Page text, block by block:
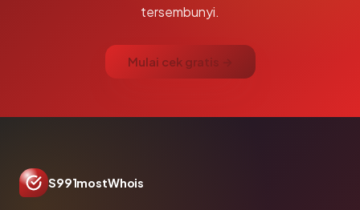
tersembunyi.
Mulai cek gratis →
S991mostWhois